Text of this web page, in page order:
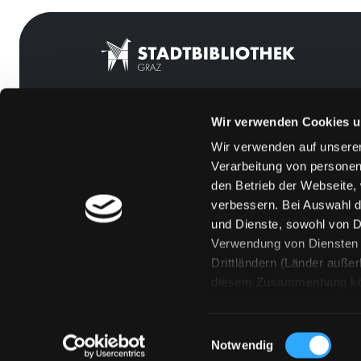
Wir verwenden Cookies
Wir verwenden auf
Verarbeitung von
den Betrieb der
verbessern. Bei Auswahl
und Dienste, sowohl von
Verwendung von
Drittländern (Länder
diesem Zusammenhang
„Details zeigen“ finden
Einwilligungsauswahl
Notwendig
[kju:b]
Feedback
Kontakt
Über uns
Jobs
Medienwunsch
FAQs